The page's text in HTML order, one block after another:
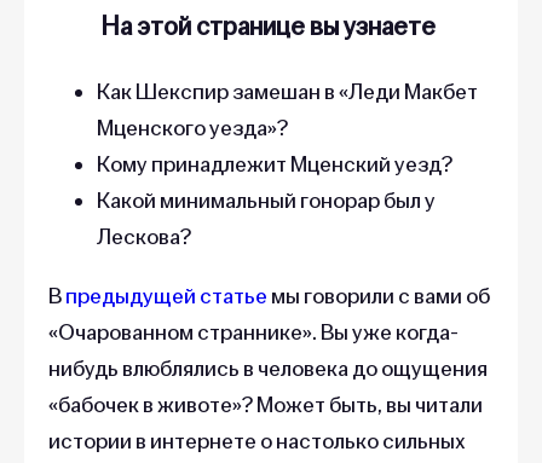
На этой странице вы узнаете
Как Шекспир замешан в «Леди Макбет
Мценского уезда»?
Кому принадлежит Мценский уезд?
Какой минимальный гонорар был у
Лескова?
Впредыдущей статье мы говорили с вами об
«Очарованном страннике». Вы уже когда-
нибудь влюблялись в человека до ощущения
«бабочек в животе»? Может быть, вы читали
истории в интернете о настолько сильных